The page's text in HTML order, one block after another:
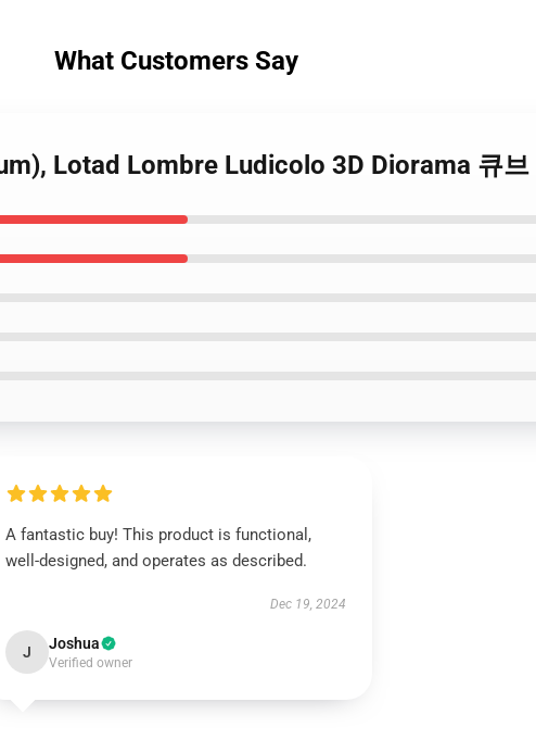
What Customers Say
Lotad Lombre Ludicolo 3D Diorama 큐브
A fantastic buy! This product is functional,
well-designed, and operates as described.
Dec 19, 2024
J Joshua
Verified owner